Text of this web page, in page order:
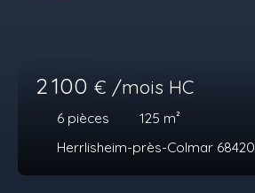
2 100 € /mois HC
6 pièces 125 m²
Herrlisheim-près-Colmar 68420